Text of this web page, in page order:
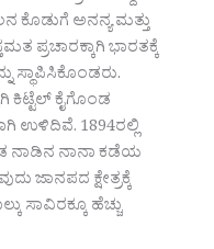
ಕೊಡುಗೆ ಅನನ್ಯ ಮತ್ತು
ಪ್ರಚಾರಕ್ಕಾಗಿ ಭಾರತಕ್ಕೆ
ಸ್ಥಾಪಿಸಿಕೊಂಡರು.
ಕಿಟ್ಟೆಲ್ ಕೈಗೊಂಡ
ಉಳಿದಿವೆ. 1894ರಲ್ಲಿ
ನಾಡಿನ ನಾನಾ ಕಡೆಯ
ಜಾನಪದ ಕ್ಷೇತ್ರಕ್ಕೆ
ಸಾವಿರಕ್ಕೂ ಹೆಚ್ಚು